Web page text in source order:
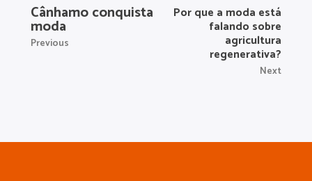
Cânhamo conquista
moda
Previous
Por que a moda está
falando sobre
agricultura
regenerativa?
Next